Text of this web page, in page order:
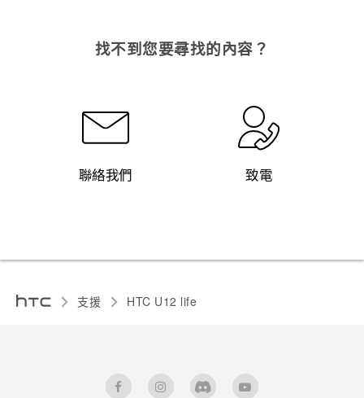
找不到您要尋找的內容？
聯絡我們 致電
支援 HTC U12 life‎